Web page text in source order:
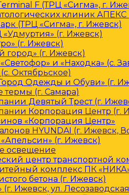
F (ТРЦ «Сигма», г.
клиник АПЕКС
(ТРЦ «Сигма», г. Ижевск)
(г. Ижевск)
(г. Ижевск)
город» (г. Ижевск)
и «Находка» (с.
Октябрьское)
Одежды и Обуви» (г.
термы (г. Самара)
Девятый Трест (г.
Корпорация Центр (г.
«Корпорация Центр»
HYUNDAI (г. Ижевск,
(г. Ижевск)
освещение
центр транспортной
комплекс ПК
бетона (г. Ижевск)
Ижевск, ул.